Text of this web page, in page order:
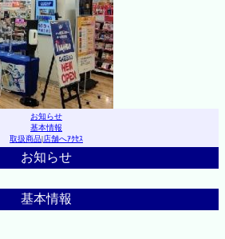
お知らせ
基本情報
取扱商品|店舗へｱｸｾｽ
お知らせ
基本情報